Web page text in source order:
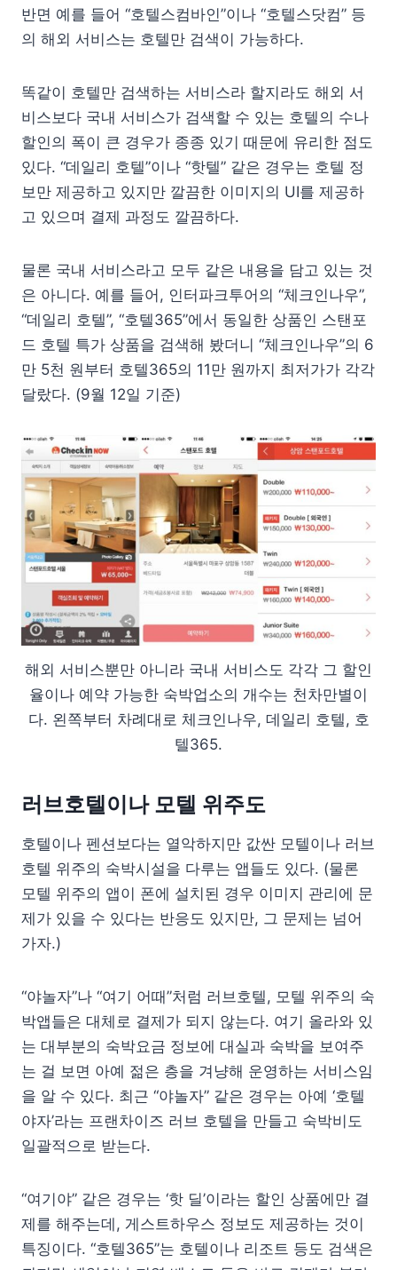
반면 예를 들어 “호텔스컴바인”이나 “호텔스닷컴” 등
의 해외 서비스는 호텔만 검색이 가능하다.
똑같이 호텔만 검색하는 서비스라 할지라도 해외 서
비스보다 국내 서비스가 검색할 수 있는 호텔의 수나
할인의 폭이 큰 경우가 종종 있기 때문에 유리한 점도
있다. “데일리 호텔”이나 “핫텔” 같은 경우는 호텔 정
보만 제공하고 있지만 깔끔한 이미지의 UI를 제공하
고 있으며 결제 과정도 깔끔하다.
물론 국내 서비스라고 모두 같은 내용을 담고 있는 것
은 아니다. 예를 들어, 인터파크투어의 “체크인나우”,
“데일리 호텔”, “호텔365”에서 동일한 상품인 스탠포
드 호텔 특가 상품을 검색해 봤더니 “체크인나우”의 6
만 5천 원부터 호텔365의 11만 원까지 최저가가 각각
달랐다. (9월 12일 기준)
해외 서비스뿐만 아니라 국내 서비스도 각각 그 할인
율이나 예약 가능한 숙박업소의 개수는 천차만별이
다. 왼쪽부터 차례대로 체크인나우, 데일리 호텔, 호
텔365.
러브호텔이나 모텔 위주도
호텔이나 펜션보다는 열악하지만 값싼 모텔이나 러브
호텔 위주의 숙박시설을 다루는 앱들도 있다. (물론
모텔 위주의 앱이 폰에 설치된 경우 이미지 관리에 문
제가 있을 수 있다는 반응도 있지만, 그 문제는 넘어
가자.)
“야놀자”나 “여기 어때”처럼 러브호텔, 모텔 위주의 숙
박앱들은 대체로 결제가 되지 않는다. 여기 올라와 있
는 대부분의 숙박요금 정보에 대실과 숙박을 보여주
는 걸 보면 아예 젊은 층을 겨냥해 운영하는 서비스임
을 알 수 있다. 최근 “야놀자” 같은 경우는 아예 ‘호텔
야자’라는 프랜차이즈 러브 호텔을 만들고 숙박비도
일괄적으로 받는다.
“여기야” 같은 경우는 ‘핫 딜’이라는 할인 상품에만 결
제를 해주는데, 게스트하우스 정보도 제공하는 것이
특징이다. “호텔365”는 호텔이나 리조트 등도 검색은